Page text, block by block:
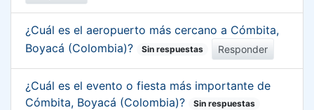
¿Cuál es el aeropuerto más cercano a Cómbita,
Boyacá (Colombia)?
Sin respuestas Responder
¿Cuál es el evento o fiesta más importante de
Cómbita, Boyacá (Colombia)?
Sin respuestas